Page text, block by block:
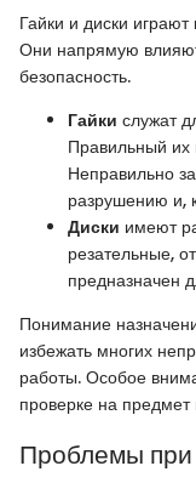
Гайки и диски
Они напрямую
безопасность.
Гайки служат
Правильный
Неправильно
разрушению и,
Диски имеют
резательные,
предназначен
Понимание
избежать многих
работы. Особое
проверке на предмет
Проблемы при